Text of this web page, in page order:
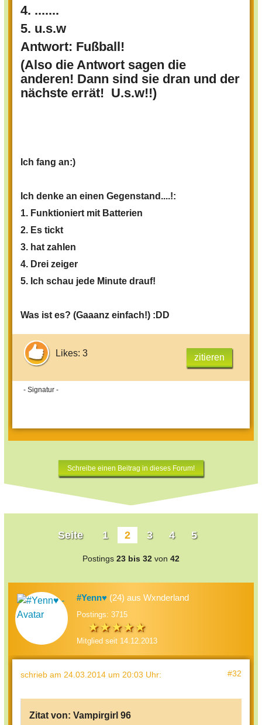
4. .......
5. u.s.w
Antwort: Fußball!
(Also die Antwort sagen die
anderen! Dann sind sie dran und der
nächste errät! U.s.w!!)
Ich fang an:)
Ich denke an einen Gegenstand....!:
1. Funktioniert mit Batterien
2. Es tickt
3. hat zahlen
4. Drei zeiger
5. Ich schau jede Minute drauf!
Was ist es? (Gaaanz einfach!) :DD
Likes: 3 zitieren
- Signatur -
Schreibe einen Beitrag in dieses Forum!
Seite 1 2 3 4 5
Postings 23 bis 32 von 42
#Yenn♥ (24) aus Wxnderland
Postings: 3715
Mitglied seit 14.12.2013
schrieb am 24.03.2014 um 20:03 Uhr: #32
Zitat von: Vampirgirl 96